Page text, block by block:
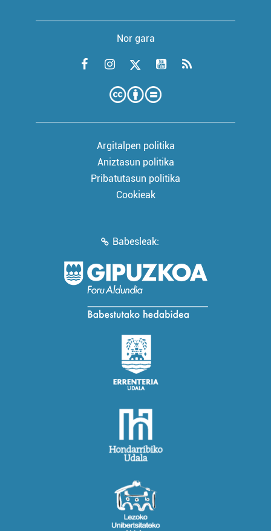
Nor gara
Argitalpen politika
Aniztasun politika
Pribatutasun politika
Cookieak
Babesleak: